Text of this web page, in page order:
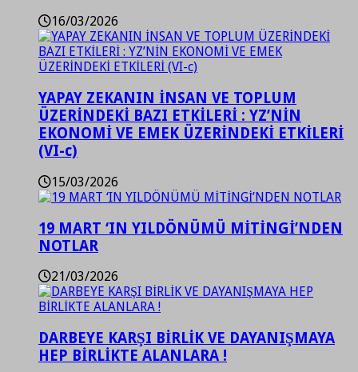
16/03/2026
YAPAY ZEKANIN İNSAN VE TOPLUM
ÜZERİNDEKİ BAZI ETKİLERİ : YZ’NİN
EKONOMİ VE EMEK ÜZERİNDEKİ ETKİLERİ
(VI-c)
15/03/2026
19 MART ‘IN YILDÖNÜMÜ MİTİNGİ’NDEN
NOTLAR
21/03/2026
DARBEYE KARŞI BİRLİK VE DAYANIŞMAYA
HEP BİRLİKTE ALANLARA !